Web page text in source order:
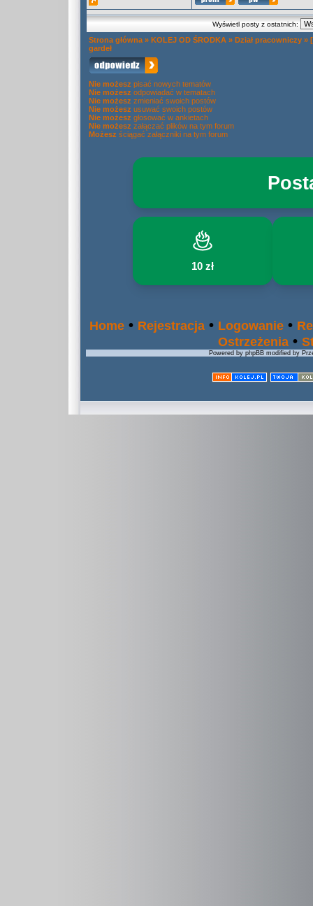
Wyświetl posty z ostatnich:
Strona główna » KOLEJ OD ŚRODKA » Dział pracowniczy »
gardeł
Nie możesz pisać nowych tematów
Nie możesz odpowiadać w tematach
Nie możesz zmieniać swoich postów
Nie możesz usuwać swoich postów
Nie możesz głosować w ankietach
Nie możesz załączać plików na tym forum
Możesz ściągać załączniki na tym forum
10 zł
Home • Rejestracja • Logowanie •
Ostrzeżenia •
Powered by phpBB modified by